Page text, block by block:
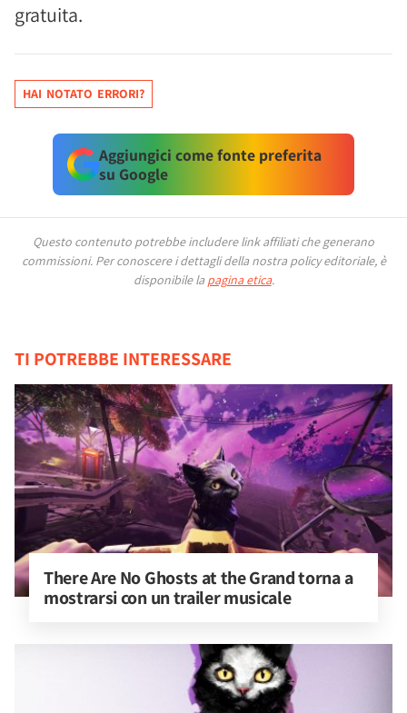
gratuita.
HAI NOTATO ERRORI?
Aggiungici come fonte preferita
su Google
Questo contenuto potrebbe includere link affiliati che generano
commissioni. Per conoscere i dettagli della nostra policy editoriale, è
disponibile la pagina etica.
TI POTREBBE INTERESSARE
There Are No Ghosts at the Grand torna a
mostrarsi con un trailer musicale